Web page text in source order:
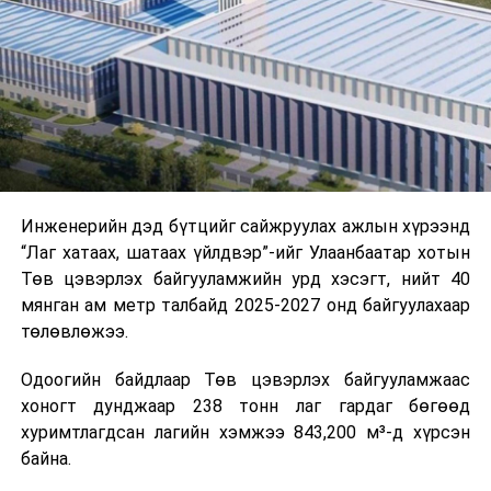
цагийн менежмент, мэдээлэл дамжуулах журам,
холбогдох байгууллагуудын уялдаа холбоо, аюулгүй
ажиллагааны чиглэлээр жолооч нарыг сургалт, арга
зүйгээр хангаж байна.
Мөн зам тээврийн осол, саатал болон бусад эрсдэл,
онцгой нөхцөл үүссэн үед авах арга хэмжээ, ачаалал
өдөр тутмын ажлын бэлэн байдлыг хангах зэрэг
практик ур чадварыг сургалтын хөтөлбөрт тусгажээ.
Сургалтыг танилцуулах лекц, асуулт-хариулт,
жишээнд суурилсан сургалт, багаар ажиллах дасгал,
танилцах, онцгой нөхцөлд ажиллах дадлага зэрэг
онол, практик хосолсон хэлбэрээр зохион байгуулж
байна.
Инженерийн дэд бүтцийг сайжруулах ажлын хүрээнд
“Лаг хатаах, шатаах үйлдвэр”-ийг Улаанбаатар хотын
Төв цэвэрлэх байгууламжийн урд хэсэгт, нийт 40
мянган ам метр талбайд 2025-2027 онд байгуулахаар
төлөвлөжээ.
Одоогийн байдлаар Төв цэвэрлэх байгууламжаас
хоногт дунджаар 238 тонн лаг гардаг бөгөөд
хуримтлагдсан лагийн хэмжээ 843,200 м³-д хүрсэн
байна.